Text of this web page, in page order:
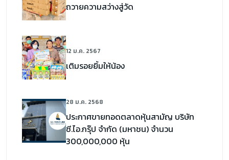
ถวายความสว่างสู่วัด
12 ม.ค. 2567
เติมรอยยิ้มให้น้อง
28 ม.ค. 2568
ประกาศขายทอดตลาดหุ้นสามัญ บริษัท
ซี.ไอ.กรุ๊ป จำกัด (มหาชน) จำนวน
300,000,000 หุ้น